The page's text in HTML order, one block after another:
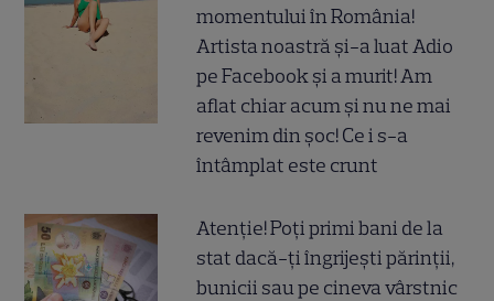
momentului în România!
Artista noastră și-a luat Adio
pe Facebook și a murit! Am
aflat chiar acum și nu ne mai
revenim din șoc! Ce i s-a
întâmplat este crunt
Atenție! Poți primi bani de la
stat dacă-ți îngrijești părinții,
bunicii sau pe cineva vârstnic